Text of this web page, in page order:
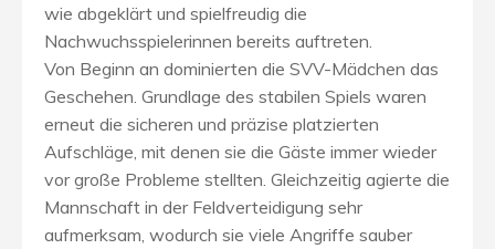
wie abgeklärt und spielfreudig die
Nachwuchsspielerinnen bereits auftreten.
Von Beginn an dominierten die SVV-Mädchen das
Geschehen. Grundlage des stabilen Spiels waren
erneut die sicheren und präzise platzierten
Aufschläge, mit denen sie die Gäste immer wieder
vor große Probleme stellten. Gleichzeitig agierte die
Mannschaft in der Feldverteidigung sehr
aufmerksam, wodurch sie viele Angriffe sauber